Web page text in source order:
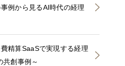
例から見るAI時代の経理
精算SaaSで実現する経理
共創事例～